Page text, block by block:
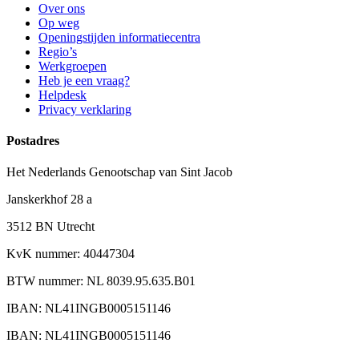
Over ons
Op weg
Openingstijden informatiecentra
Regio’s
Werkgroepen
Heb je een vraag?
Helpdesk
Privacy verklaring
Postadres
Het Nederlands Genootschap van Sint Jacob
Janskerkhof 28 a
3512 BN Utrecht
KvK nummer: 40447304
BTW nummer: NL 8039.95.635.B01
IBAN: NL41INGB0005151146
IBAN: NL41INGB0005151146